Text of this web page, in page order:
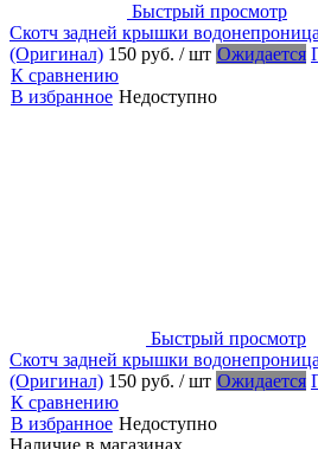
Быстрый просмотр
Скотч задней крышки
(Оригинал) 150 руб. / шт Ожидается
К сравнению
В избранное Недоступно
Быстрый просмотр
Скотч задней крышки
(Оригинал) 150 руб. / шт Ожидается
К сравнению
В избранное Недоступно